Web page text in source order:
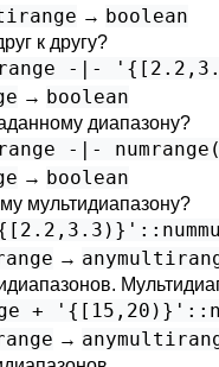
→ boolean
к другу?
-|-
→ boolean
диапазону?
-|-
→ boolean
мультидиапазону?
→
+
→